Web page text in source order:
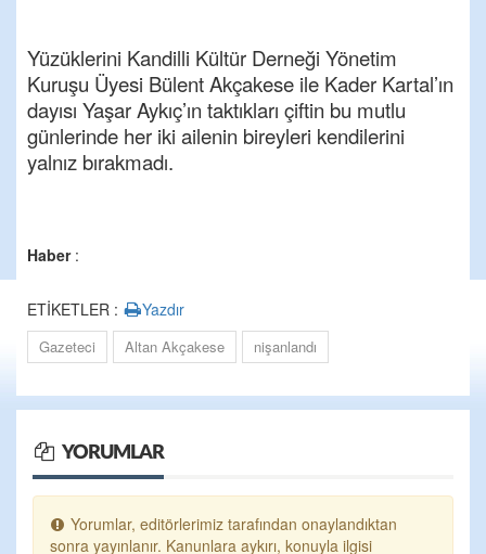
Yüzüklerini Kandilli Kültür Derneği Yönetim
Kuruşu Üyesi Bülent Akçakese ile Kader Kartal’ın
dayısı Yaşar Aykıç’ın taktıkları çiftin bu mutlu
günlerinde her iki ailenin bireyleri kendilerini
yalnız bırakmadı.
Haber:
ETİKETLER : Yazdır
Gazeteci Altan Akçakese nişanlandı
YORUMLAR
Yorumlar, editörlerimiz tarafından onaylandıktan
sonra yayınlanır. Kanunlara aykırı, konuyla ilgisi